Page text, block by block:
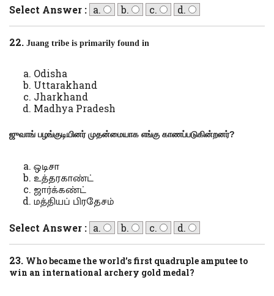
Select Answer : a. b. c. d.
22.Juang tribe is primarily found in
Odisha
Uttarakhand
Jharkhand
Madhya Pradesh
ஜுவாங் பழங்குடியினர் முதன்மையாக எங்கு காணப்படுகின்றனர்?
ஒடிசா
உத்தரகாண்ட்
ஜார்க்கண்ட்
மத்தியப் பிரதேசம்
Select Answer : a. b. c. d.
23. Who became the world’s first quadruple amputee to
win an international archery gold medal?